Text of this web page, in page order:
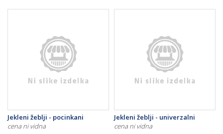
Jekleni žeblji - pocinkani
cena ni vidna
Jekleni žeblji - univerzalni
cena ni vidna